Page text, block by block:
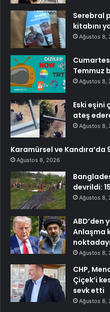
Serebral
kitabını
Ağustos 8,
Temmuz
Ağustos 8,
Eski eşini
ateş
Ağustos 8,
Karamürsel ve Kandıra’da
Ağustos 8, 2026
devrildi:
Ağustos 8,
ABD’den
Anlaşma
Ağustos 8,
CHP,
Çiçek’i
sevk etti
Ağustos 8,